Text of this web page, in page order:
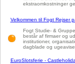
ekstraomkostninger
Velkommen til Fogt Rejser
Fogt Studie- &
består af firmaer og
institutioner,
dagblade og
EuroSlotsferie -